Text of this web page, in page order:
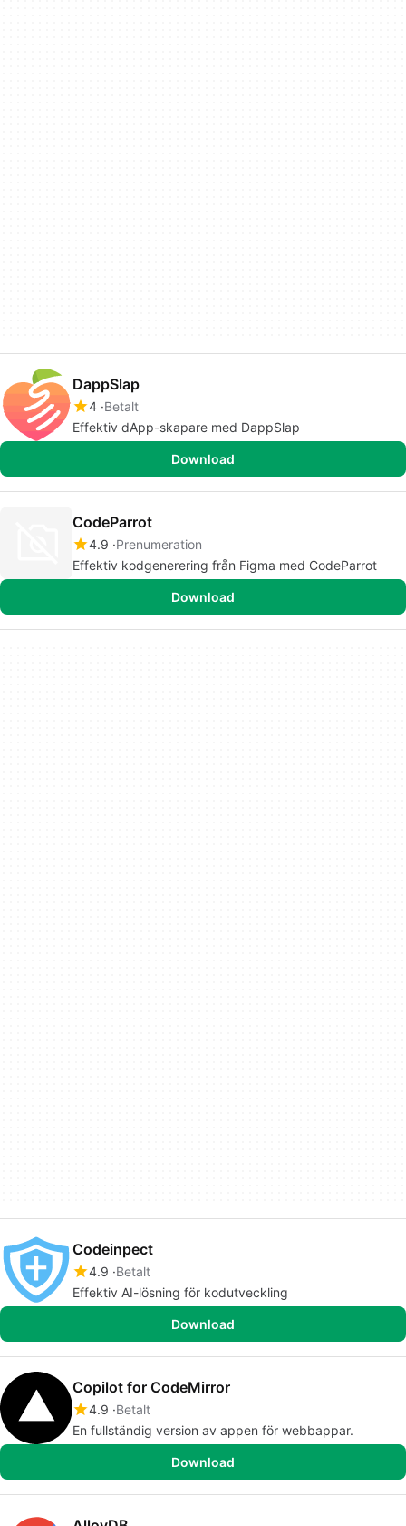
DappSlap
4 Betalt
Effektiv dApp-skapare med DappSlap
Download
CodeParrot
4.9 Prenumeration
Effektiv kodgenerering från Figma med CodeParrot
Download
Codeinpect
4.9 Betalt
Effektiv AI-lösning för kodutveckling
Download
Copilot for CodeMirror
4.9 Betalt
En fullständig version av appen för webbappar.
Download